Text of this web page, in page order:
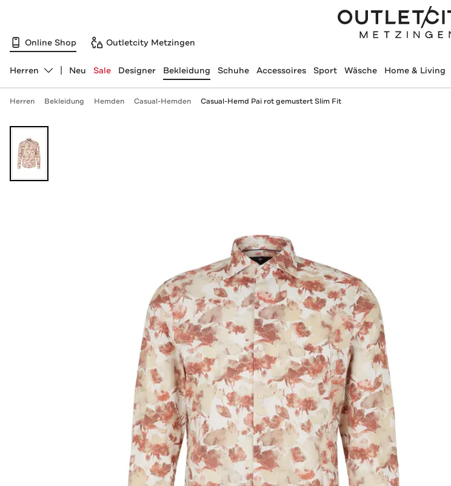
Online Shop Outletcity Metzingen
Abteilung ändern, ausgewählt:
Herren Neu Sale Designer Bekleidung Schuhe Accessoires Sport Wäsche Home & Living
Herren Bekleidung Hemden Casual-Hemden Casual-Hemd Pai rot gemustert Slim Fit